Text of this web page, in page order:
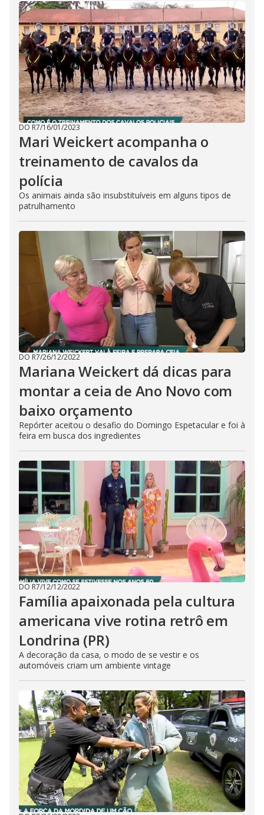
DO R7/16/01/2023
Mari Weickert acompanha o
treinamento de cavalos da
polícia
Os animais ainda são insubstituíveis em alguns tipos de
patrulhamento
DO R7/26/12/2022
Mariana Weickert dá dicas para
montar a ceia de Ano Novo com
baixo orçamento
Repórter aceitou o desafio do Domingo Espetacular e foi à
feira em busca dos ingredientes
DO R7/12/12/2022
Família apaixonada pela cultura
americana vive rotina retrô em
Londrina (PR)
A decoração da casa, o modo de se vestir e os
automóveis criam um ambiente vintage